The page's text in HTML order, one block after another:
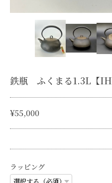
鉄瓶 ふくまる1.3L【IH
¥55,000
ラッピング